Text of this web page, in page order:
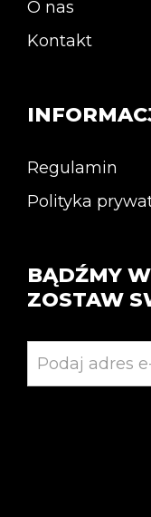
O nas
Kontakt
Regulamin
Polityka
BĄDŹMY
ZOSTAW